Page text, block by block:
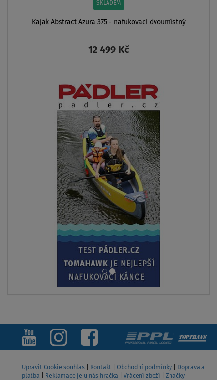
SKLADEM
Kajak Abstract Azura 375 - nafukovací dvoumístný
12 499 Kč
ZOBRAZIT
Upravit Cookie souhlas Kontakt Obchodní podmínky
Doprava a
platba
Reklamace je u nás hračka Vrácení zboží
Značky